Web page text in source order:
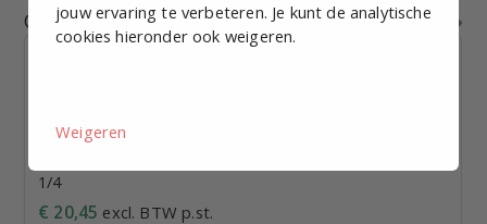
Gerelateerde producten
1/4
€ 20,45 excl. BTW p.st.
jouw ervaring te verbeteren. Je kunt de analytische
cookies hieronder ook weigeren.
Weigeren